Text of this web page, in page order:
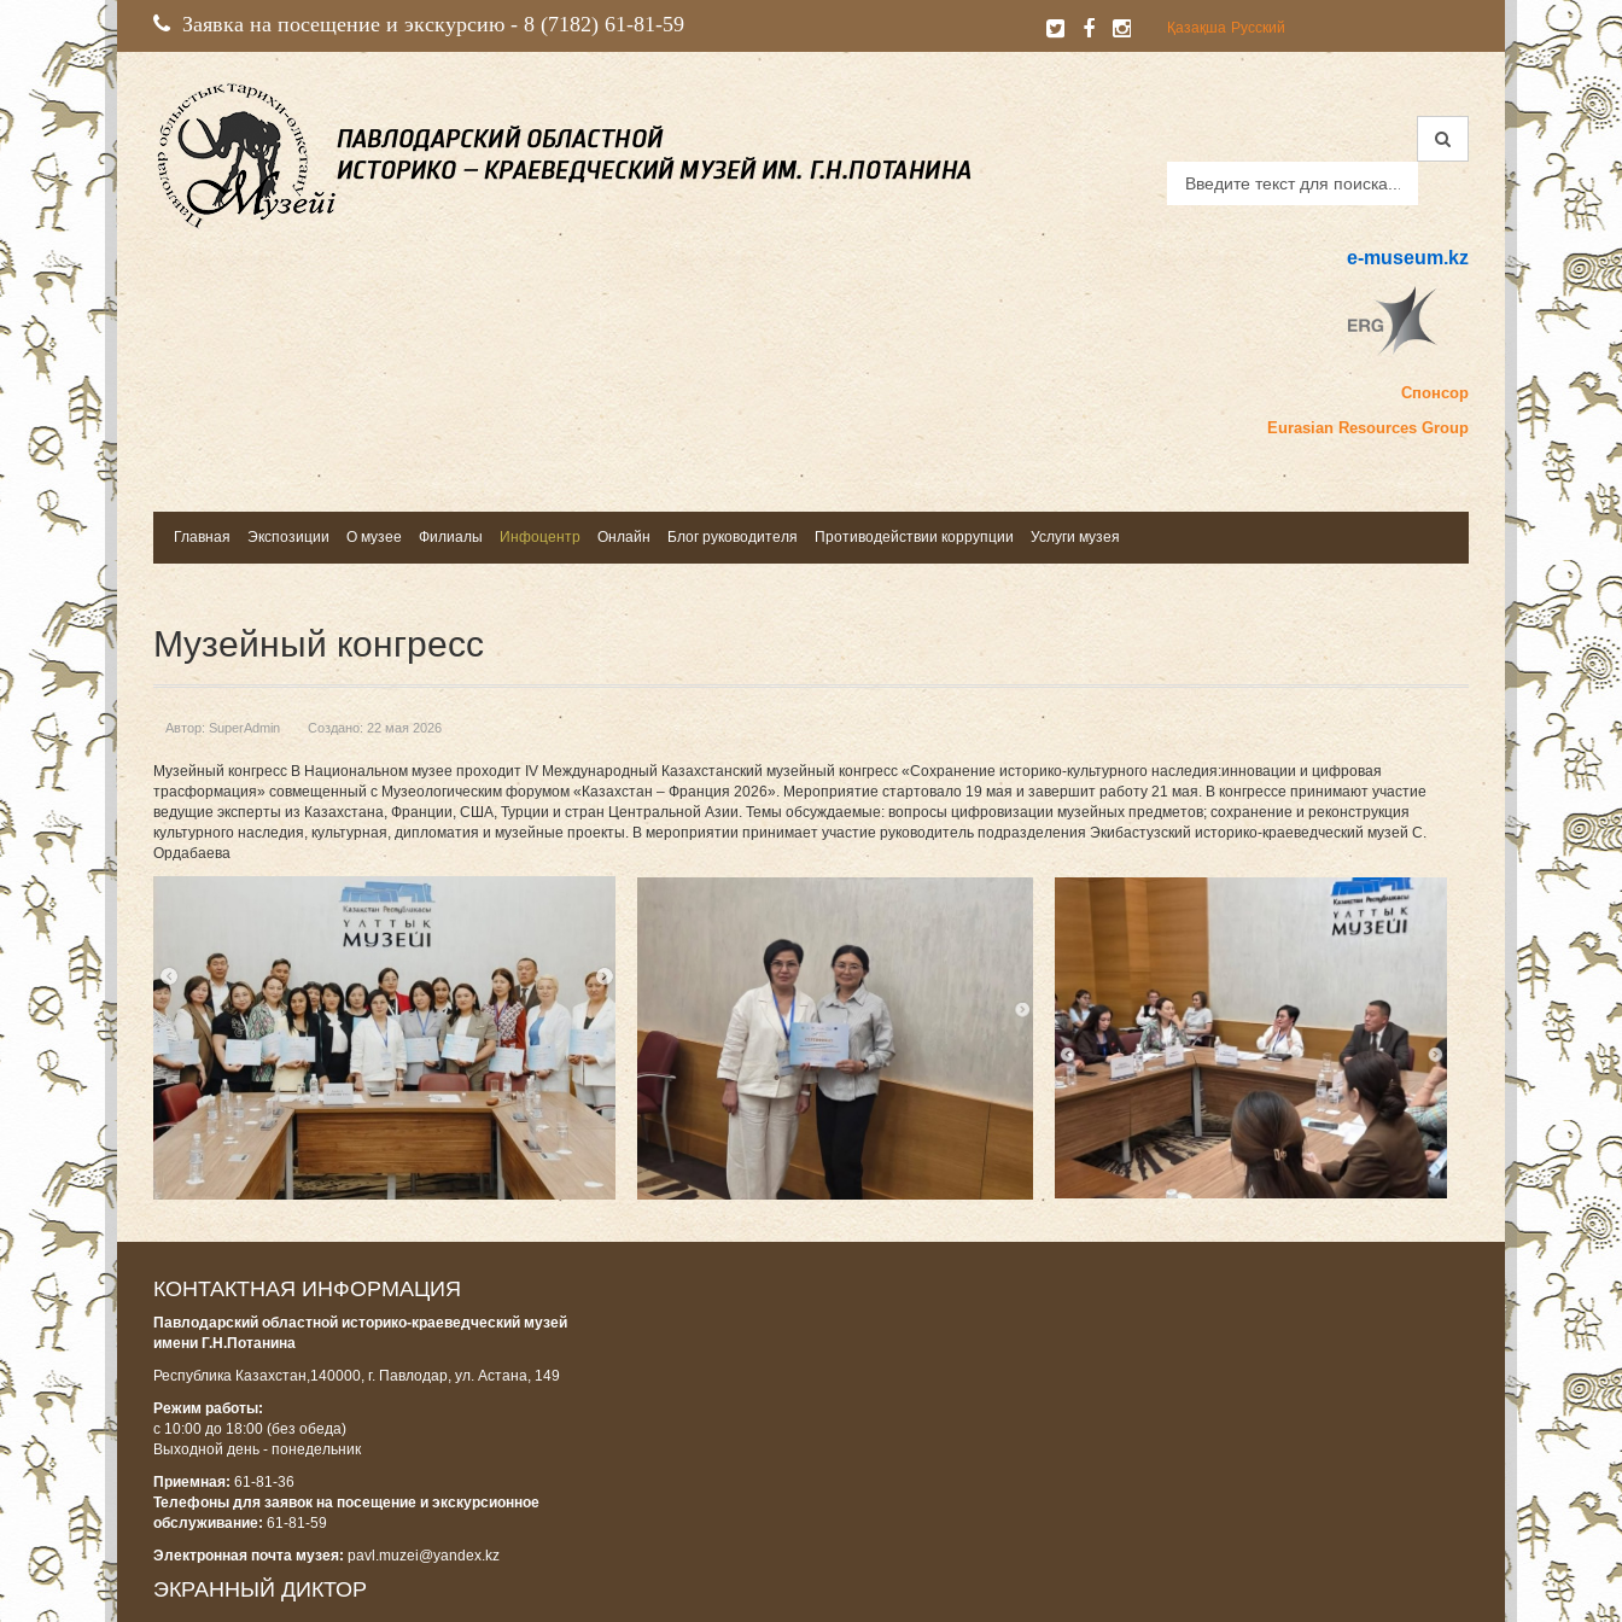
Заявка на посещение и экскурсию - 8 (7182) 61-81-59 Қазақша Русский
e-museum.kz
Спонсор
Eurasian Resources Group
Главная Экспозиции О музее Филиалы Инфоцентр Онлайн Блог руководителя Противодействии коррупции Услуги музея
Музейный конгресс
Автор: SuperAdmin Создано: 22 мая 2026
Музейный конгресс В Национальном музее проходит IV Международный Казахстанский музейный конгресс «Сохранение историко-культурного наследия:инновации и цифровая
трасформация» совмещенный с Музеологическим форумом «Казахстан – Франция 2026». Мероприятие стартовало 19 мая и завершит работу 21 мая. В конгрессе принимают участие
ведущие эксперты из Казахстана, Франции, США, Турции и стран Центральной Азии. Темы обсуждаемые: вопросы цифровизации музейных предметов; сохранение и реконструкция
культурного наследия, культурная, дипломатия и музейные проекты. В мероприятии принимает участие руководитель подразделения Экибастузский историко-краеведческий музей С.
Ордабаева
КОНТАКТНАЯ ИНФОРМАЦИЯ
Павлодарский областной историко-краеведческий музей
имени Г.Н.Потанина
Республика Казахстан,140000, г. Павлодар, ул. Астана, 149
Режим работы:
с 10:00 до 18:00 (без обеда)
Выходной день - понедельник
Приемная: 61-81-36
Телефоны для заявок на посещение и экскурсионное
обслуживание: 61-81-59
Электронная почта музея: pavl.muzei@yandex.kz
ЭКРАННЫЙ ДИКТОР